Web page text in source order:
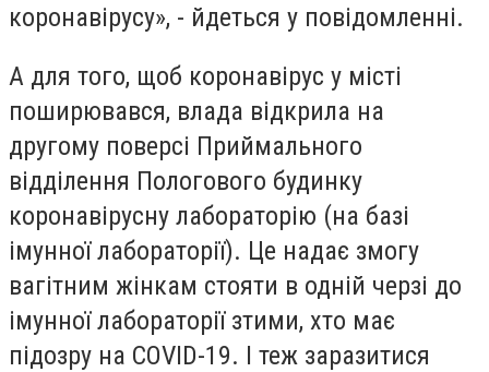
коронавірусу», - йдеться у повідомленні.
А для того, щоб коронавірус у місті
поширювався, влада відкрила на
другому поверсі Приймального
відділення Пологового будинку
коронавірусну лабораторію (на базі
імунної лабораторії). Це надає змогу
вагітним жінкам стояти в одній черзі до
імунної лабораторії зтими, хто має
підозру на COVID-19. І теж заразитися